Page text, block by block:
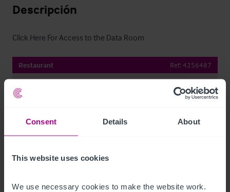
Consent Details About
This website uses cookies
We use necessary cookies to make the website work.
Descripción
Click Here For Access to the Data Room
Restaurant Ref: 4256487
Contacto